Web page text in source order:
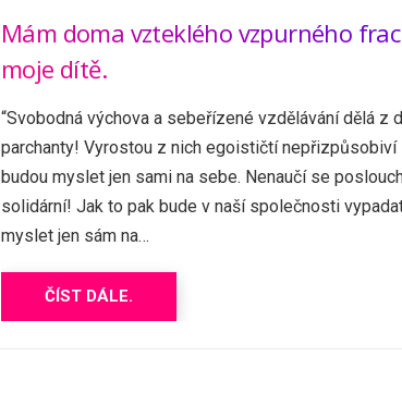
Mám doma vzteklého vzpurného
moje dítě.
“Svobodná výchova a sebeřízené vzdělávání dělá z
parchanty! Vyrostou z nich egoističtí
budou myslet jen sami na sebe. Nenaučí se
solidární! Jak to pak bude v naší společnosti
myslet jen sám na…
ČÍST DÁLE.